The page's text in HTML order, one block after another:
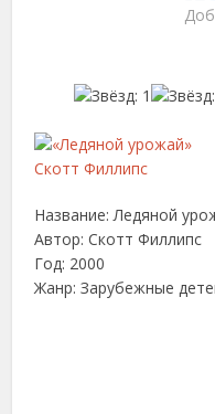
Название: Ледяной
Автор: Скотт Филлипс
Год: 2000
Жанр: Зарубежные